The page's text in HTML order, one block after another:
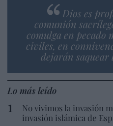
Dios es
comunión
comulga en pecado
civiles, en
dejarán saquear
Lo más leído
No vivimos la invasión
invasión islámica de